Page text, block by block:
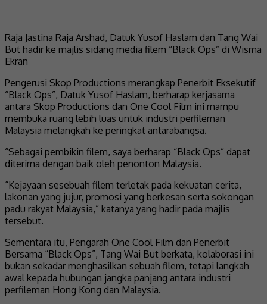
Raja Jastina Raja Arshad, Datuk Yusof Haslam dan Tang Wai
But hadir ke majlis sidang media filem “Black Ops” di Wisma
Ekran
Pengerusi Skop Productions merangkap Penerbit Eksekutif
“Black Ops”, Datuk Yusof Haslam, berharap kerjasama
antara Skop Productions dan One Cool Film ini mampu
membuka ruang lebih luas untuk industri perfileman
Malaysia melangkah ke peringkat antarabangsa.
“Sebagai pembikin filem, saya berharap “Black Ops” dapat
diterima dengan baik oleh penonton Malaysia.
“Kejayaan sesebuah filem terletak pada kekuatan cerita,
lakonan yang jujur, promosi yang berkesan serta sokongan
padu rakyat Malaysia,” katanya yang hadir pada majlis
tersebut.
Sementara itu, Pengarah One Cool Film dan Penerbit
Bersama “Black Ops”, Tang Wai But berkata, kolaborasi ini
bukan sekadar menghasilkan sebuah filem, tetapi langkah
awal kepada hubungan jangka panjang antara industri
perfileman Hong Kong dan Malaysia.